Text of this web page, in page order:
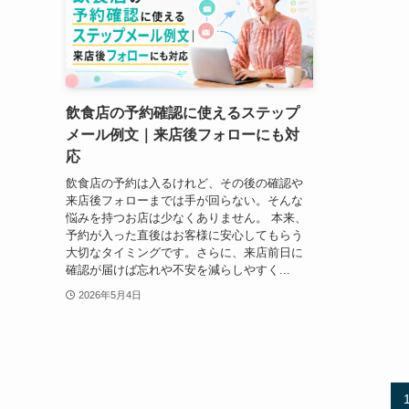
飲食店の予約確認に使えるステップ
メール例文｜来店後フォローにも対
応
飲食店の予約は入るけれど、その後の確認や
来店後フォローまでは手が回らない。そんな
悩みを持つお店は少なくありません。 本来、
予約が入った直後はお客様に安心してもらう
大切なタイミングです。さらに、来店前日に
確認が届けば忘れや不安を減らしやすく...
2026年5月4日
1